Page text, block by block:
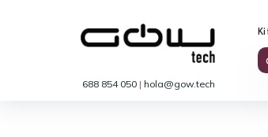
688 854 050 | hola@gow.tech